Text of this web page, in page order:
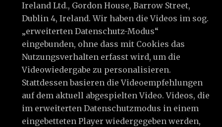
Ireland Ltd., Gordon House, Barrow Street,
Dublin 4, Ireland. Wir haben die Videos im sog.
„erweiterten Datenschutz-Modus“
eingebunden, ohne dass mit Cookies das
Nutzungsverhalten erfasst wird, um die
Videowiedergabe zu personalisieren.
Stattdessen basieren die Videoempfehlungen
auf dem aktuell abgespielten Video. Videos, die
im erweiterten Datenschutzmodus in einem
eingebetteten Player wiedergegeben werden,